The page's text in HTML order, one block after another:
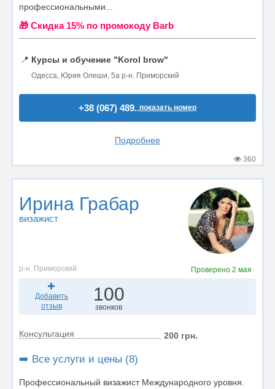
профессиональными...
🎁 Cкидка 15% по промокоду Barb
📍 Курсы и обучение "Korol brow"
Одесса, Юрия Олеши, 5а р-н. Приморский
+38 (067) 489..показать номер
Подробнее
360
Ирина Грабар
визажист
р-н. Приморский Проверено 2 мая
Добавить
отзыв
100
звонков
Консультация 200 грн.
➡️ Все услуги и цены (8)
Профессиональный визажист Международного уровня.